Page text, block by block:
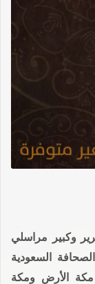
وكبير مراسلي
السعودية
مكة الأرض ومكة